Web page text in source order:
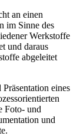
an einen
im Sinne des
Werkstoffe
und daraus
abgeleitet
eines
Foto- und
und